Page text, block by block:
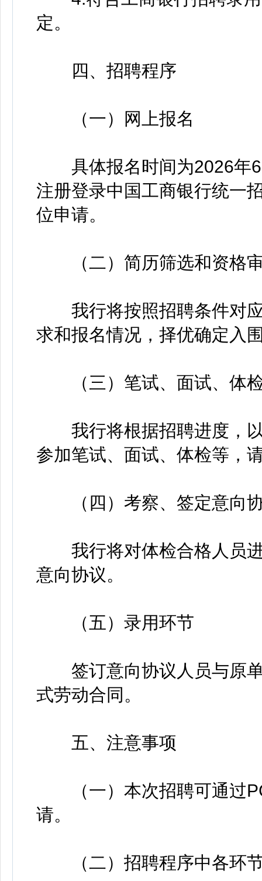
定。
四、招聘程序
（一）网上报名
具体报名时间为2026年6
注册登录中国工商银行统一
位申请。
（二）简历筛选和资格
我行将按照招聘条件对应
求和报名情况，择优确定入
（三）笔试、面试、体
我行将根据招聘进度，以
参加笔试、面试、体检等，
（四）考察、签定意向
我行将对体检合格人员进
意向协议。
（五）录用环节
签订意向协议人员与原单
式劳动合同。
五、注意事项
（一）本次招聘可通过
请。
（二）招聘程序中各环节